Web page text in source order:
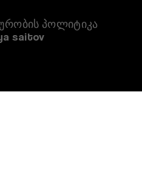
პოლიტიკა
saitov